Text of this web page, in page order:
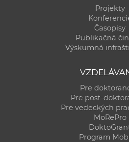
Projekty
Časopisy
Publikačná
Výskumná
Pre
Pre post-
Pre vedeckých
MoRePro
Program